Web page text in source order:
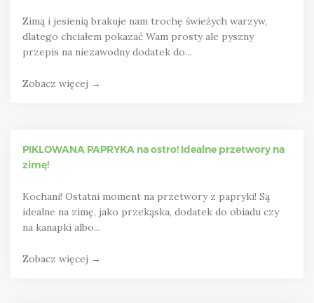
Zimą i jesienią brakuje nam trochę świeżych warzyw,
dlatego chciałem pokazać Wam prosty ale pyszny
przepis na niezawodny dodatek do...
Zobacz więcej →
PIKLOWANA PAPRYKA na ostro! Idealne przetwory na
zimę!
Kochani! Ostatni moment na przetwory z papryki! Są
idealne na zimę, jako przekąska, dodatek do obiadu czy
na kanapki albo...
Zobacz więcej →